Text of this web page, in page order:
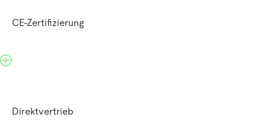
CE-Zertifizierung
Direktvertrieb